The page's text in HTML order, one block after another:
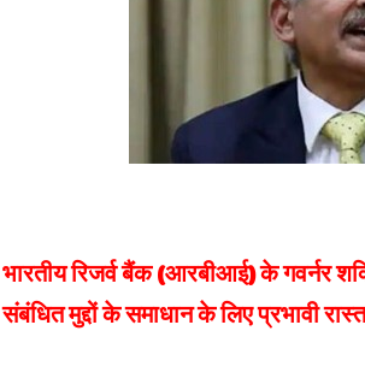
भारतीय रिजर्व बैंक (आरबीआई) के गवर्नर
संबंधित मुद्दों के समाधान के लिए प्रभावी